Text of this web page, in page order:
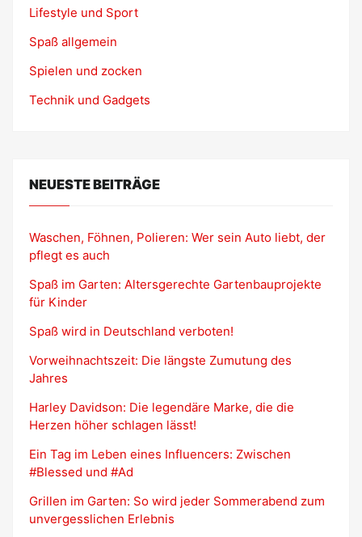
Lifestyle und Sport
Spaß allgemein
Spielen und zocken
Technik und Gadgets
NEUESTE BEITRÄGE
Waschen, Föhnen, Polieren: Wer sein Auto liebt, der
pflegt es auch
Spaß im Garten: Altersgerechte Gartenbauprojekte
für Kinder
Spaß wird in Deutschland verboten!
Vorweihnachtszeit: Die längste Zumutung des
Jahres
Harley Davidson: Die legendäre Marke, die die
Herzen höher schlagen lässt!
Ein Tag im Leben eines Influencers: Zwischen
#Blessed und #Ad
Grillen im Garten: So wird jeder Sommerabend zum
unvergesslichen Erlebnis